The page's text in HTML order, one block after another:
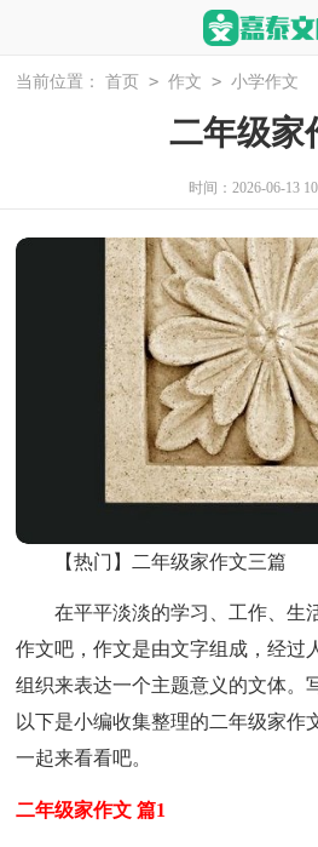
当前位置： 首页 > 作文 > 小学作文
二年级家
时间：2026-06-13
【热门】二年级家作文三篇
在平平淡淡的学习、工作、生
作文吧，作文是由文字组成，经过
组织来表达一个主题意义的文体。
以下是小编收集整理的二年级家作
一起来看看吧。
二年级家作文 篇1